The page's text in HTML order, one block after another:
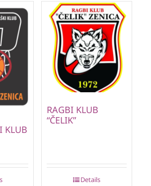
KLUB
RAGBI KLUB
“ČELIK”
Details